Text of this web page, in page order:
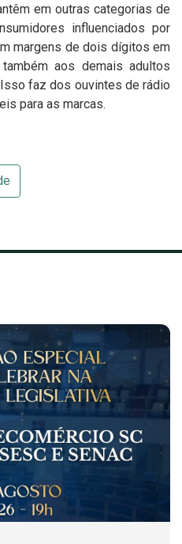
em outras categorias de
influenciados por
margens de dois dígitos em
aos demais adultos
faz dos ouvintes de rádio
para as marcas.